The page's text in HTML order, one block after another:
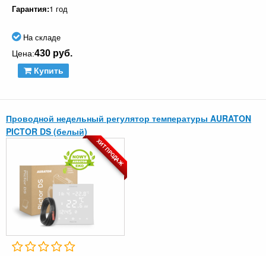
Гарантия:1 год
На складе
Цена:430 руб.
Купить
Проводной недельный регулятор температуры AURATON
PICTOR DS (белый)
ХИТ ПРОДАЖ